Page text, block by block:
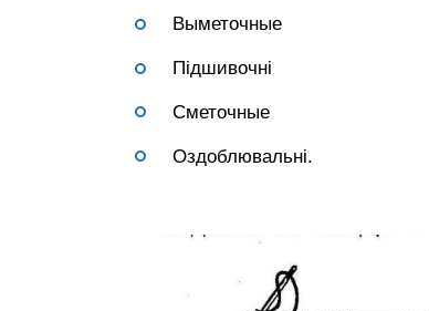
Выметочные
Підшивочні
Сметочные
Оздоблювальні.